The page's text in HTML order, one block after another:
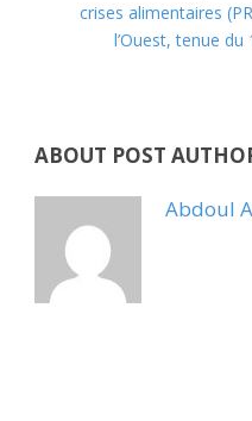
crises alimentaires
l’Ouest, tenue
ABOUT POST
Abdoul